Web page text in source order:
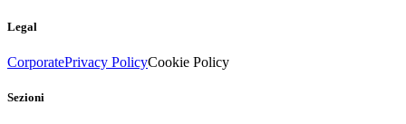
Legal
CorporatePrivacy PolicyCookie Policy
Sezioni